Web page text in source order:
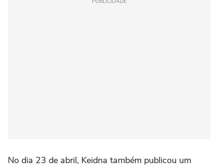
No dia 23 de abril, Keidna também publicou um